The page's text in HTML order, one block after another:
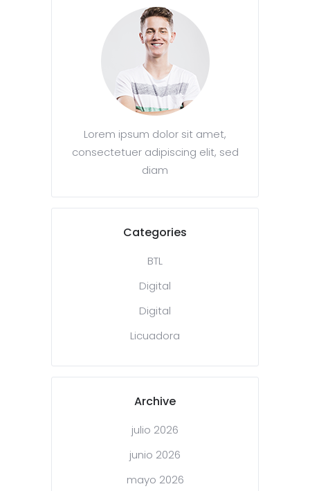
Lorem ipsum dolor sit amet,
consectetuer adipiscing elit, sed
diam
Categories
BTL
Digital
Digital
Licuadora
Archive
julio 2026
junio 2026
mayo 2026